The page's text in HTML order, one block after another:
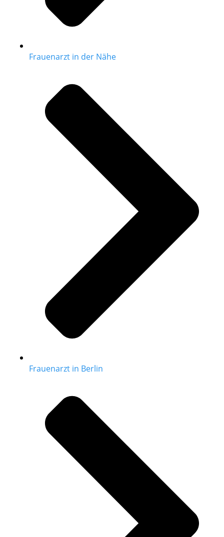
Frauenarzt in der Nähe
Frauenarzt in Berlin